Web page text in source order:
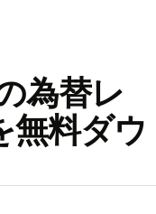
為替レ
無料ダウ